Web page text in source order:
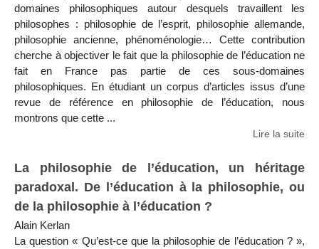
domaines philosophiques autour desquels travaillent les
philosophes : philosophie de l’esprit, philosophie allemande,
philosophie ancienne, phénoménologie… Cette contribution
cherche à objectiver le fait que la philosophie de l’éducation ne
fait en France pas partie de ces sous-domaines
philosophiques. En étudiant un corpus d’articles issus d’une
revue de référence en philosophie de l’éducation, nous
montrons que cette ...
Lire la suite
La philosophie de l’éducation, un héritage
paradoxal. De l’éducation à la philosophie, ou
de la philosophie à l’éducation ?
Alain Kerlan
La question « Qu’est-ce que la philosophie de l’éducation ? »,